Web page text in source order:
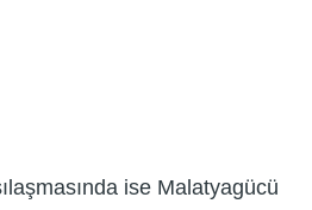
ise Malatyagücü